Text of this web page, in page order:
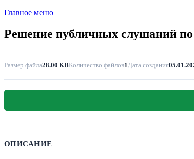
Главное меню
Решение публичных слушаний
Размер файла28.00 KBКоличество файлов1 Дата создания
ОПИСАНИЕ